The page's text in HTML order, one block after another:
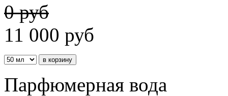
0 руб
11 000 руб
Парфюмерная вода